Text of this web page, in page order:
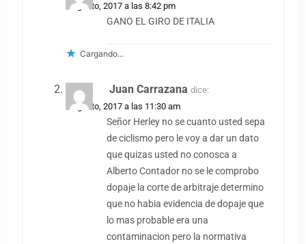
8 agosto, 2017 a las 8:42 pm
GANO EL GIRO DE ITALIA
Cargando...
Juan Carrazana dice:
9 agosto, 2017 a las 11:30 am
Señor Herley no se cuanto usted sepa
de ciclismo pero le voy a dar un dato
que quizas usted no conosca a
Alberto Contador no se le comprobo
dopaje la corte de arbitraje determino
que no habia evidencia de dopaje que
lo mas probable era una
contaminacion pero la normativa